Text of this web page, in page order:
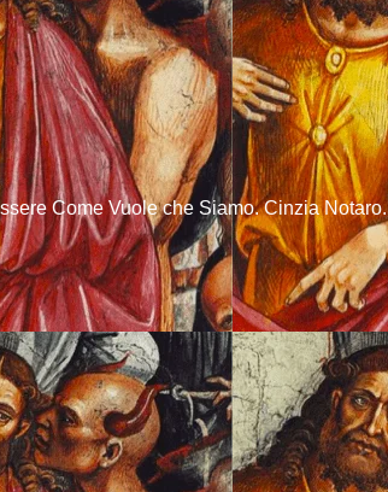
Come Vuole che Siamo. Cinzia Notaro.